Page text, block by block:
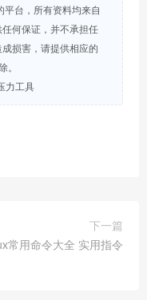
平台，所有资料均来自
何保证，并不承担任
损害，请提供相应的
。
力工具
下一篇
常用命令大全 实用指令